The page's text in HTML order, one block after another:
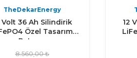
TheDekarEnergy
Volt 36 Ah Silindirik
Özel Tasarım
Batarya
8.560,00 ₺
12